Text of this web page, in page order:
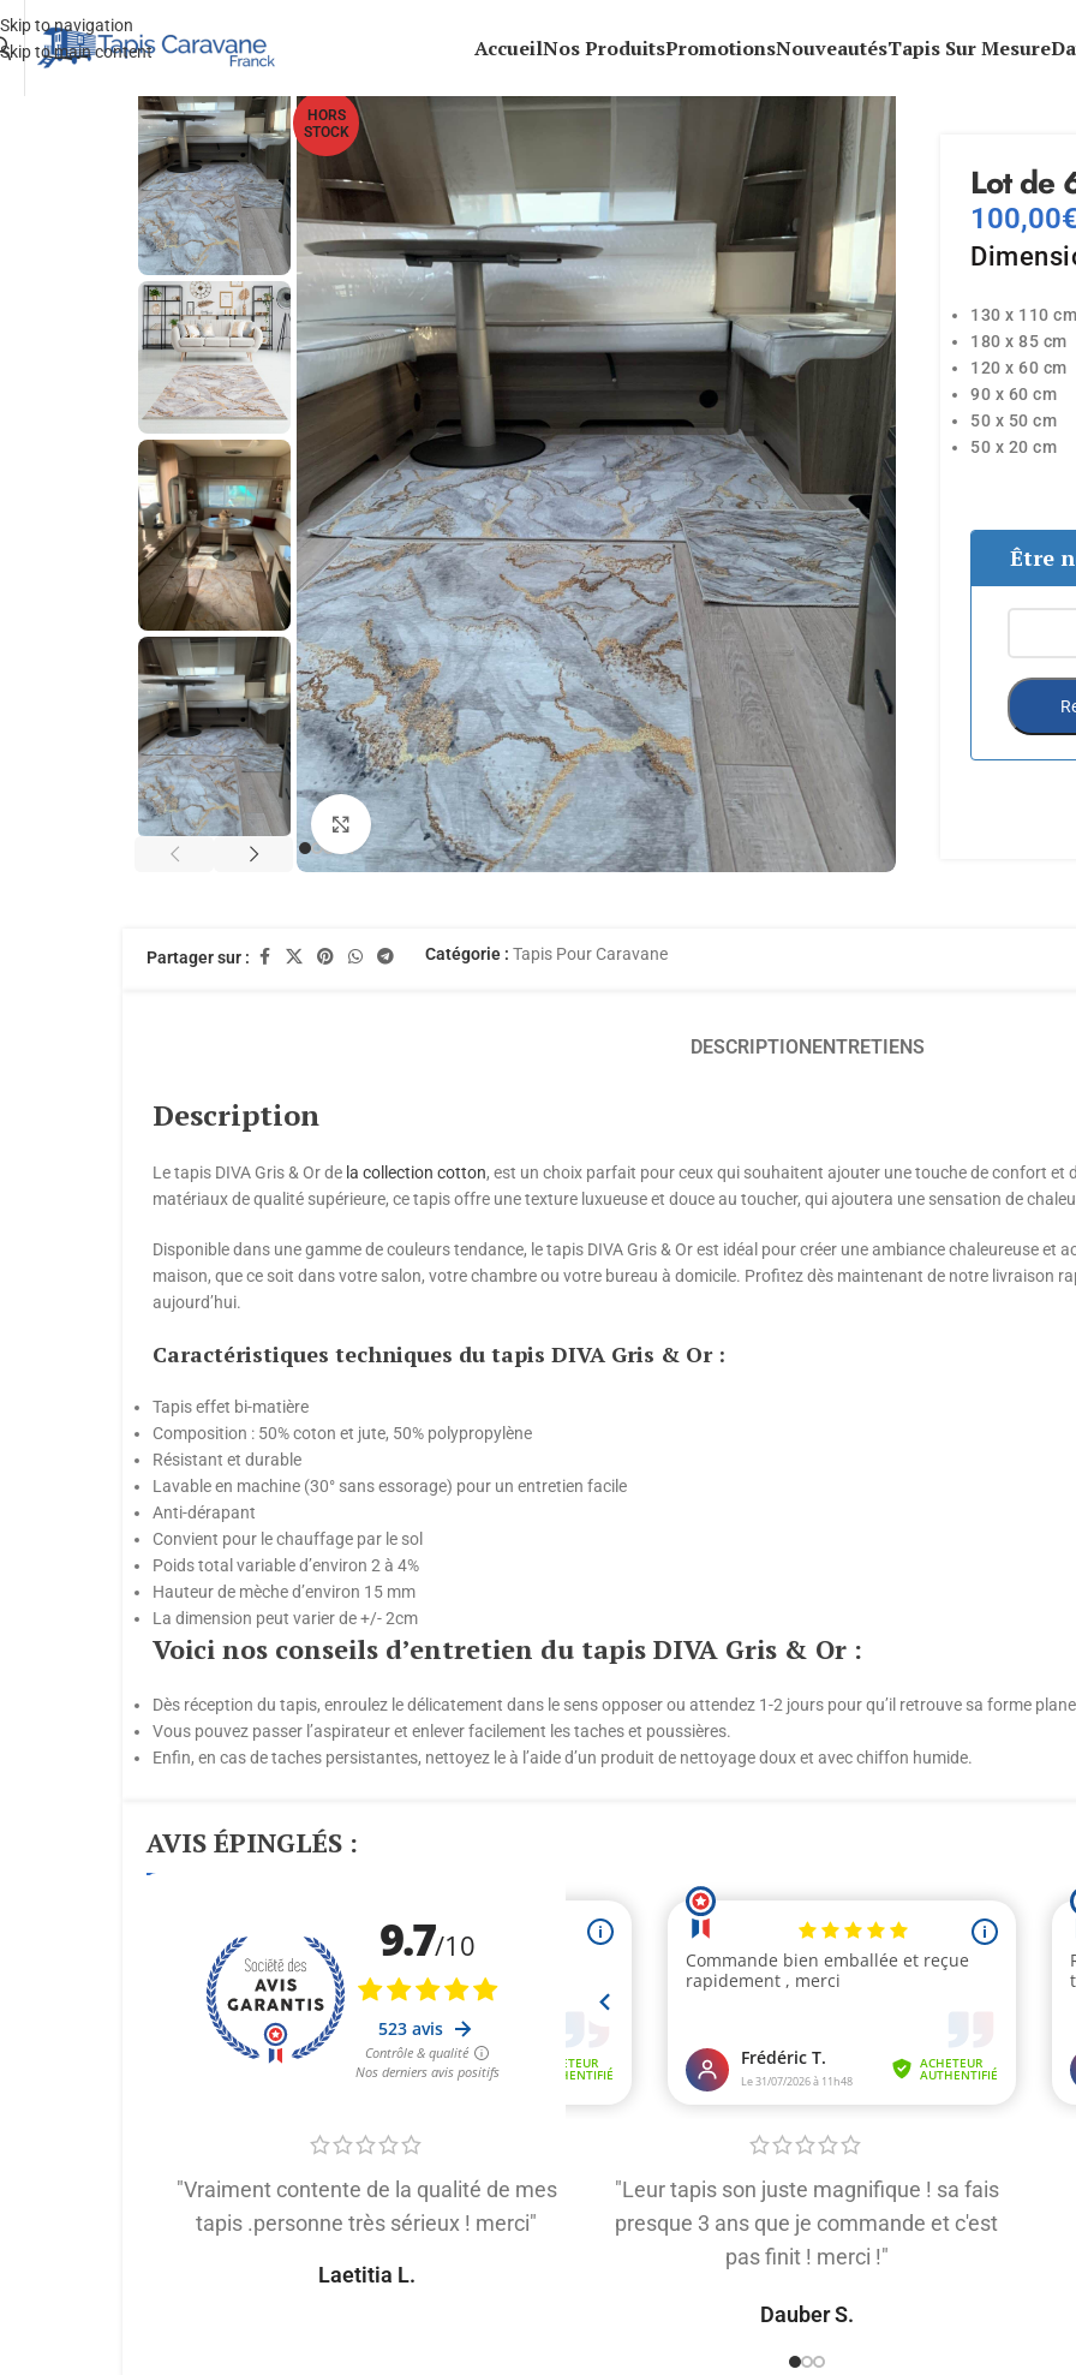
Skip to navigation
Skip to main content
AccueilNos ProduitsPromotionsNouveautésTapis Sur Mesure
HORS
STOCK
Agrandir
Lot de
100,00€
130 x 110 cm
180 x 85 cm
120 x 60 cm
90 x 60 cm
50 x 50 cm
50 x 20 cm
Être
Partager sur : Catégorie : Tapis Pour Caravane
DESCRIPTIONENTRETIENS
Description
Le tapis DIVA Gris & Or de la collection cotton, est un choix parfait pour ceux qui souhaitent ajouter une touche de confort et
matériaux de qualité supérieure, ce tapis offre une texture luxueuse et douce au toucher, qui ajoutera une sensation de
Disponible dans une gamme de couleurs tendance, le tapis DIVA Gris & Or est idéal pour créer une ambiance chaleureuse et
maison, que ce soit dans votre salon, votre chambre ou votre bureau à domicile. Profitez dès maintenant de notre livraison
aujourd’hui.
Caractéristiques techniques du tapis DIVA Gris & Or :
Tapis effet bi-matière
Composition : 50% coton et jute, 50% polypropylène
Résistant et durable
Lavable en machine (30° sans essorage) pour un entretien facile
Anti-dérapant
Convient pour le chauffage par le sol
Poids total variable d’environ 2 à 4%
Hauteur de mèche d’environ 15 mm
La dimension peut varier de +/- 2cm
Voici nos conseils d’entretien du tapis DIVA Gris & Or :
Dès réception du tapis, enroulez le délicatement dans le sens opposer ou attendez 1-2 jours pour qu’il retrouve sa forme
Vous pouvez passer l’aspirateur et enlever facilement les taches et poussières.
Enfin, en cas de taches persistantes, nettoyez le à l’aide d’un produit de nettoyage doux et avec chiffon humide.
AVIS ÉPINGLÉS :
"Vraiment contente de la qualité de mes
tapis .personne très sérieux ! merci"
Laetitia L.
"Leur tapis son juste magnifique ! sa fais
presque 3 ans que je commande et c'est
pas finit ! merci !"
Dauber S.